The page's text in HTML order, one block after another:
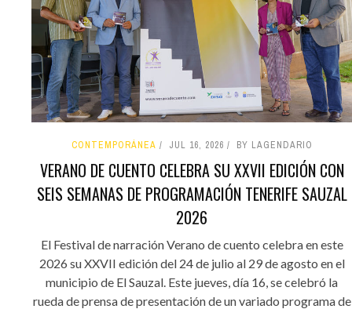
CONTEMPORÁNEA JUL 16, 2026 BY LAGENDARIO
VERANO DE CUENTO CELEBRA SU XXVII EDICIÓN CON
SEIS SEMANAS DE PROGRAMACIÓN TENERIFE SAUZAL
2026
El Festival de narración Verano de cuento celebra en este
2026 su XXVII edición del 24 de julio al 29 de agosto en el
municipio de El Sauzal. Este jueves, día 16, se celebró la
rueda de prensa de presentación de un variado programa de